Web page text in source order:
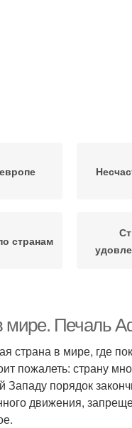
странам
оон
мире. Печаль
страна в мире, где
пожалеть: страну
порядок
движения,